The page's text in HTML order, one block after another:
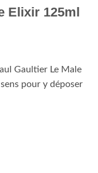
Elixir 125ml
:
Gaultier Le Male
pour y déposer